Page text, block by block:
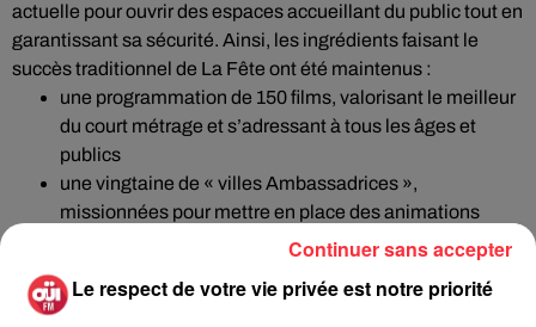
actuelle pour ouvrir des espaces accueillant du public tout en
garantissant sa sécurité. Ainsi, les ingrédients faisant le
succès traditionnel de La Fête ont été maintenus :
une programmation de 150 films, valorisant le meilleur
du court métrage et s’adressant à tous les âges et
publics
une vingtaine de « villes Ambassadrices »,
missionnées pour mettre en place des animations
accessibles au plus grand nombre
diversité de la création au format court
Le respect de votre vie privée est notre priorité
Continuer sans accepter